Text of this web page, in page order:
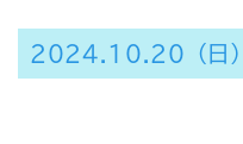
2024.10.20（日）